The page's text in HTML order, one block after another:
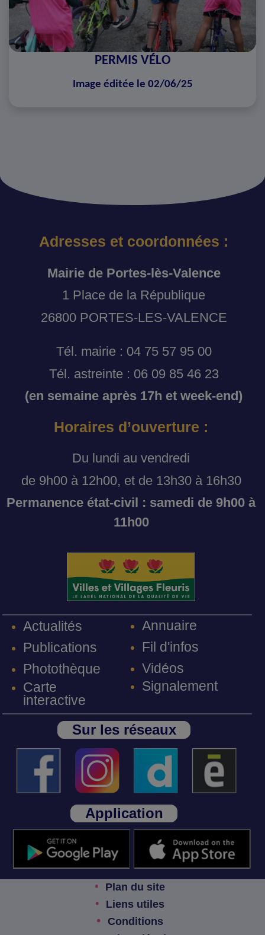
PERMIS VÉLO
Image éditée le 02/06/25
Adresses et coordonnées :
Mairie de Portes-lès-Valence
1 Place de la République
26800 PORTES-LES-VALENCE
Tél. mairie : 04 75 57 95 00
Tél. astreinte : 06 09 85 46 23
(en semaine après 17h et week-end)
Horaires d’ouverture :
Du lundi au vendredi
de 9h00 à 12h00, et de 13h30 à 16h30
Permanence état-civil : samedi de 9h00 à
11h00
Actualités
Publications
Photothèque
Carte
interactive
Annuaire
Fil d'infos
Vidéos
Signalement
Sur les réseaux
Application
Plan du site
Liens utiles
Conditions